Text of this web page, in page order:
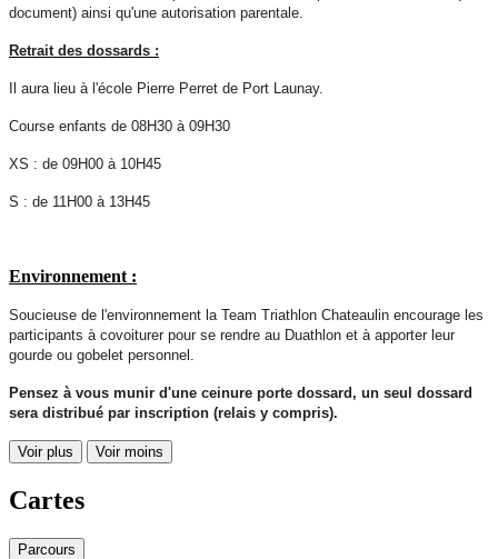
document) ainsi qu'une autorisation parentale.
Retrait des dossards :
Il aura lieu à l'école Pierre Perret de Port Launay.
Course enfants de 08H30 à 09H30
XS : de 09H00 à 10H45
S : de 11H00 à 13H45
Environnement :
Soucieuse de l'environnement la Team Triathlon Chateaulin encourage les
participants à covoiturer pour se rendre au Duathlon et à apporter leur
gourde ou gobelet personnel.
Pensez à vous munir d'une ceinure porte dossard, un seul dossard
sera distribué par inscription (relais y compris).
Voir plus Voir moins
Cartes
Parcours